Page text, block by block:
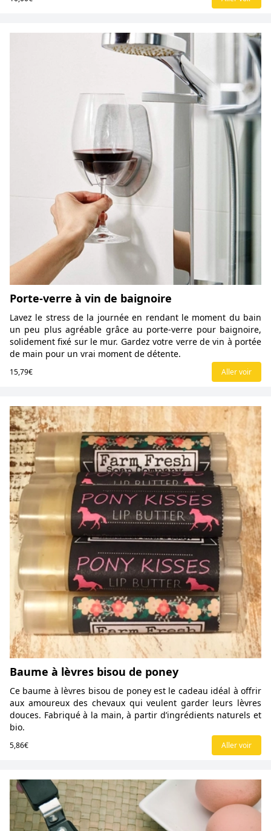
Porte-verre à vin de baignoire
Lavez le stress de la journée en rendant le moment du bain
un peu plus agréable grâce au porte-verre pour baignoire,
solidement fixé sur le mur. Gardez votre verre de vin à portée
de main pour un vrai moment de détente.
15,79€ Aller voir
Baume à lèvres bisou de poney
Ce baume à lèvres bisou de poney est le cadeau idéal à offrir
aux amoureux des chevaux qui veulent garder leurs lèvres
douces. Fabriqué à la main, à partir d’ingrédients naturels et
bio.
5,86€ Aller voir